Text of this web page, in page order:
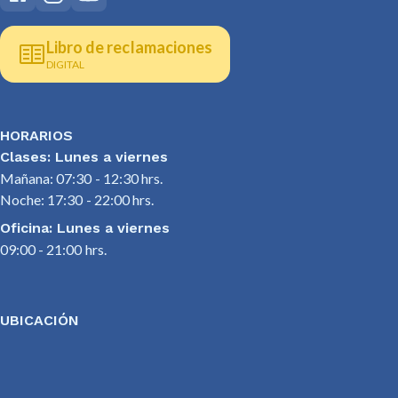
Libro de reclamaciones
DIGITAL
HORARIOS
Clases: Lunes a viernes
Mañana: 07:30 - 12:30 hrs.
Noche: 17:30 - 22:00 hrs.
Oficina: Lunes a viernes
09:00 - 21:00 hrs.
UBICACIÓN